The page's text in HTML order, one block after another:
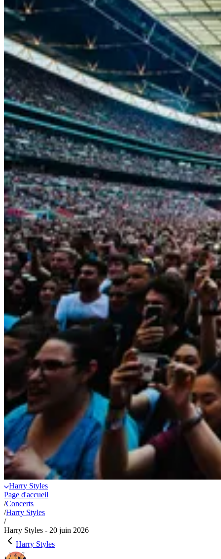
Harry Styles
Page d'accueil
/Concerts
/Harry Styles
/
Harry Styles - 20 juin 2026
Harry Styles